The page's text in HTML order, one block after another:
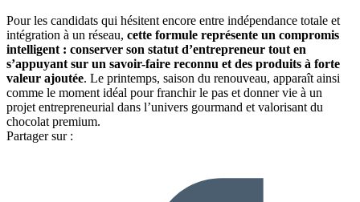
Pour les candidats qui hésitent encore entre indépendance totale et
intégration à un réseau, cette formule représente un compromis
intelligent : conserver son statut d’entrepreneur tout en
s’appuyant sur un savoir-faire reconnu et des produits à forte
valeur ajoutée. Le printemps, saison du renouveau, apparaît ainsi
comme le moment idéal pour franchir le pas et donner vie à un
projet entrepreneurial dans l’univers gourmand et valorisant du
chocolat premium.
Partager sur :